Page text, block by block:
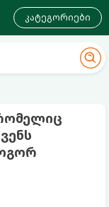
კატეგორიები